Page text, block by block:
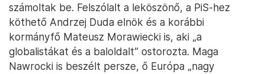
számoltak be. Felszólalt a leköszönő, a PiS-hez
köthető Andrzej Duda elnök és a korábbi
kormányfő Mateusz Morawiecki is, aki „a
globalistákat és a baloldalt” ostorozta. Maga
Nawrocki is beszélt persze, ő Európa „nagy